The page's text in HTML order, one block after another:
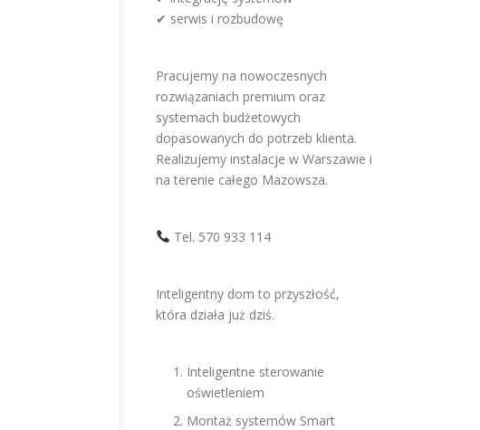
✔ serwis i rozbudowę
Pracujemy na nowoczesnych
rozwiązaniach premium oraz
systemach budżetowych
dopasowanych do potrzeb klienta.
Realizujemy instalacje w Warszawie i
na terenie całego Mazowsza.
Tel. 570 933 114
Inteligentny dom to przyszłość,
która działa już dziś.
Inteligentne sterowanie
oświetleniem
Montaż systemów Smart